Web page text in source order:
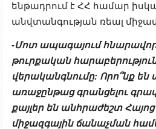
ենթադրում է ՀՀ համար
անվտանգության ռեալ
-Մոտ ապագայում հնարավոր
թուրքական
վերականգնումը: Որո՞նք են
առաջընթաց գրանցելու
քայլեր են անհրաժեշտ
միջազգային ճանաչման